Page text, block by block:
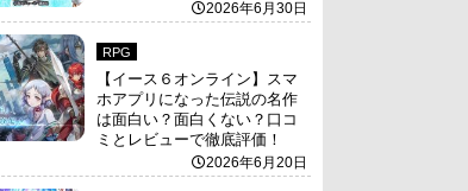
2026年6月30日
RPG
【イース６オンライン】スマ
ホアプリになった伝説の名作
は面白い？面白くない？口コ
ミとレビューで徹底評価！
2026年6月20日